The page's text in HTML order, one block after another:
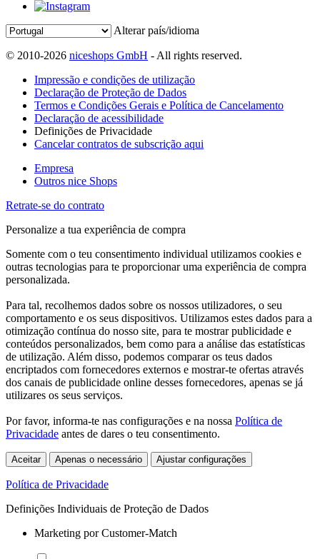
Alterar país/idioma
© 2010-2026 niceshops GmbH - All rights reserved.
Impressão e condições de utilização
Declaração de Proteção de Dados
Termos e Condições Gerais e Política de Cancelamento
Declaração de acessibilidade
Definições de Privacidade
Cancelar contratos de subscrição aqui
Empresa
Outros nice Shops
Retrate-se do contrato
Personalize a tua experiência de compra
Somente com o teu consentimento individual utilizamos cookies e
outras tecnologias para te proporcionar uma experiência de compra
personalizada.
Para tal, recolhemos dados sobre os nossos utilizadores, o seu
comportamento e os seus dispositivos. Utilizamos estes dados para a
otimização contínua do nosso site, para te mostrar publicidade e
conteúdos personalizados, bem como para a análise das estatísticas
de utilização. Além disso, podemos comparar os teus dados
encriptados com fornecedores externos e mostrar-te ofertas através
dos canais de publicidade online desses fornecedores, apenas se já
utilizares os seus serviços.
Por favor, informa-te nas configurações e na nossa Política de
Privacidade antes de dares o teu consentimento.
Aceitar Apenas o necessário Ajustar configurações
Política de Privacidade
Definições Individuais de Proteção de Dados
Marketing por Customer-Match